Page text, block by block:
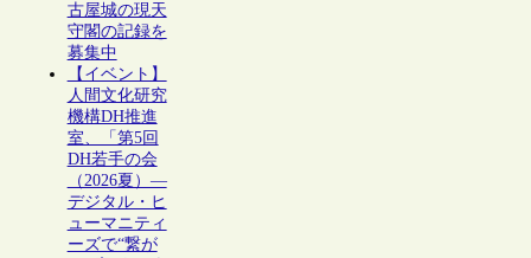
古屋城の現天
守閣の記録を
募集中
【イベント】
人間文化研究
機構DH推進
室、「第5回
DH若手の会
（2026夏）―
デジタル・ヒ
ューマニティ
ーズで“繋が